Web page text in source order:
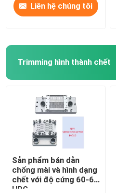
Liên hệ chúng tôi
Trimming hình thành chết
Sản phẩm bán dẫn
chống mài và hình dạng
chết với độ cứng 60-65
HRC